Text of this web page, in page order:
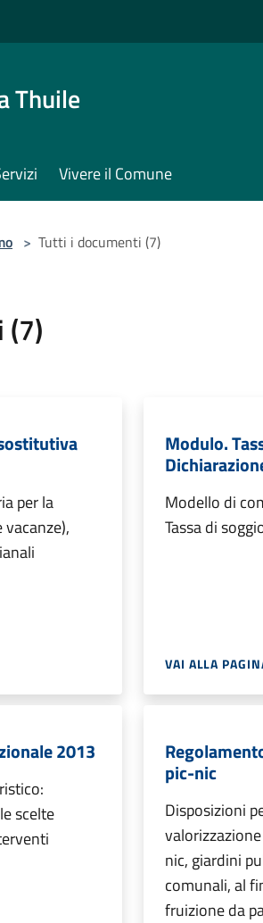
Thuile
Vivere il Comune
> Tutti i documenti (7)
(7)
per la
Modulo.
Modello di
Tassa di
VAI ALLA
2013
scelte
pic-nic
Disposizioni
nic, giardini
comunali, al
fruizione da